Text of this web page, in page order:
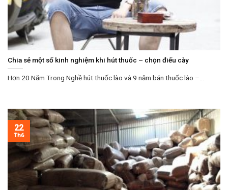
Chia sẻ một số kinh nghiệm khi hút thuốc – chọn điếu cày
Hơn 20 Năm Trong Nghề hút thuốc lào và 9 năm bán thuốc lào –...
22
Th6